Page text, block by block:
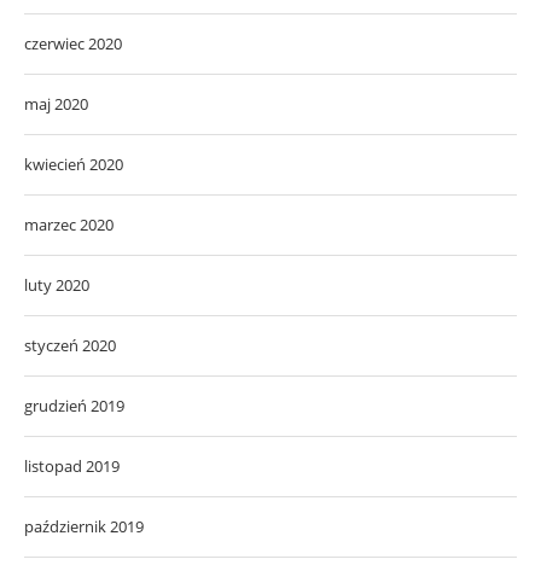
czerwiec 2020
maj 2020
kwiecień 2020
marzec 2020
luty 2020
styczeń 2020
grudzień 2019
listopad 2019
październik 2019